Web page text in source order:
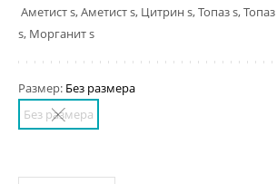
Аметист s, Аметист s, Цитрин s, Топаз s,
s, Морганит s
Размер: Без размера
Без размера